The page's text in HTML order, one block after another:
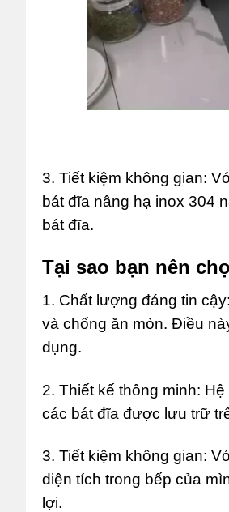
3. Tiết kiệm không gian:
bát đĩa nâng hạ inox 304
bát đĩa.
Tại sao bạn nên
1. Chất lượng đáng tin
và chống ăn mòn. Điều
dụng.
2. Thiết kế thông minh:
các bát đĩa được lưu trữ
3. Tiết kiệm không gian:
diện tích trong bếp của
lợi.